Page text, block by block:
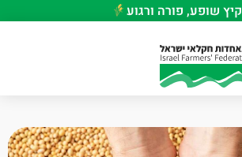
קיץ שופע, פורה ורגוע